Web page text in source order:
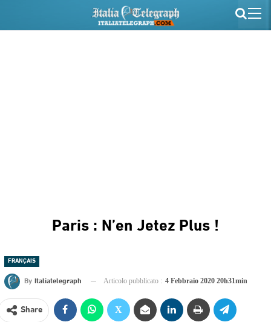
Paris : N’en Jetez Plus !
FRANÇAIS
By Italiatelegraph Articolo pubblicato : 4 Febbraio 2020 20h31min
Share